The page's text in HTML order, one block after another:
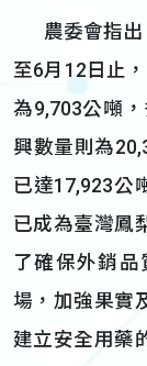
農委會指出
至6月12日止
為9,703公噸
興數量則為
已達17,923公
已成為臺灣鳳
了確保外銷
場，加強果實
建立安全用藥